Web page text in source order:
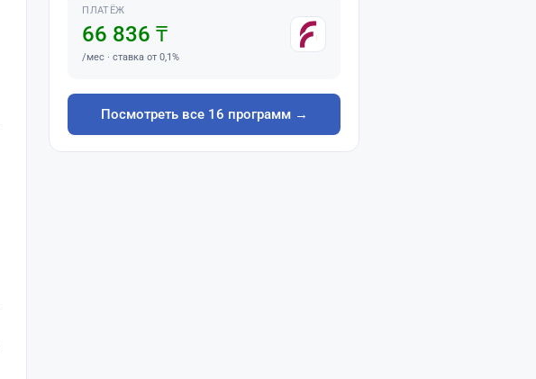
ПЛАТЁЖ
66 836 ₸
/мес · ставка от 0,1%
Посмотреть все 16 программ →